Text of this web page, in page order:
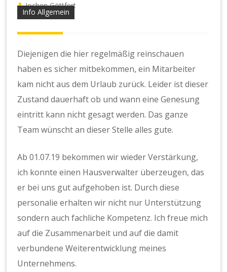
Info Allgemein
Jochen Göttfert
Diejenigen die hier regelmäßig reinschauen
haben es sicher mitbekommen, ein Mitarbeiter
kam nicht aus dem Urlaub zurück. Leider ist dieser
Zustand dauerhaft ob und wann eine Genesung
eintritt kann nicht gesagt werden. Das ganze
Team wünscht an dieser Stelle alles gute.
Ab 01.07.19 bekommen wir wieder Verstärkung,
ich konnte einen Hausverwalter überzeugen, das
er bei uns gut aufgehoben ist. Durch diese
personalie erhalten wir nicht nur Unterstützung
sondern auch fachliche Kompetenz. Ich freue mich
auf die Zusammenarbeit und auf die damit
verbundene Weiterentwicklung meines
Unternehmens.